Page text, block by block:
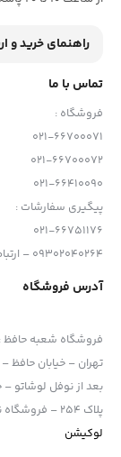
ویژگی :
مناسب گوشی آیفون 15 پرو
نصب راحت گوشی
ده پایه رزوه 1/4-20 اینچ و دو پایه کفش سرد
معرفی
اکثر افرادی که در
همیشه دغدغه
راهنمای خرید و
تماس با ما
فروشگاه :
021-66700071
021-66700072
021-66410090
پیگیری سفارشات :
021-66751176
09302040264 – ارتباط با تلگرام
آدرس فروشگاه
فروشگاه شعبه حافظ:
تهران – خیابان حافظ –
بعد از نوفل لوشاتو
پلاک 254 – فروشگاه نماکم –
لوکیشن